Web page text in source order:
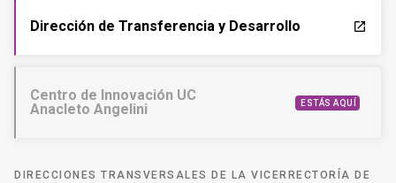
Dirección de Transferencia y Desarrollo launch
Centro de Innovación UC
Anacleto Angelini
ESTÁS AQUÍ
DIRECCIONES TRANSVERSALES DE LA VICERRECTORÍA DE